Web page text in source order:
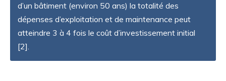
d’un bâtiment (environ 50 ans) la totalité des
dépenses d’exploitation et de maintenance peut
atteindre 3 à 4 fois le coût d’investissement initial
[2].